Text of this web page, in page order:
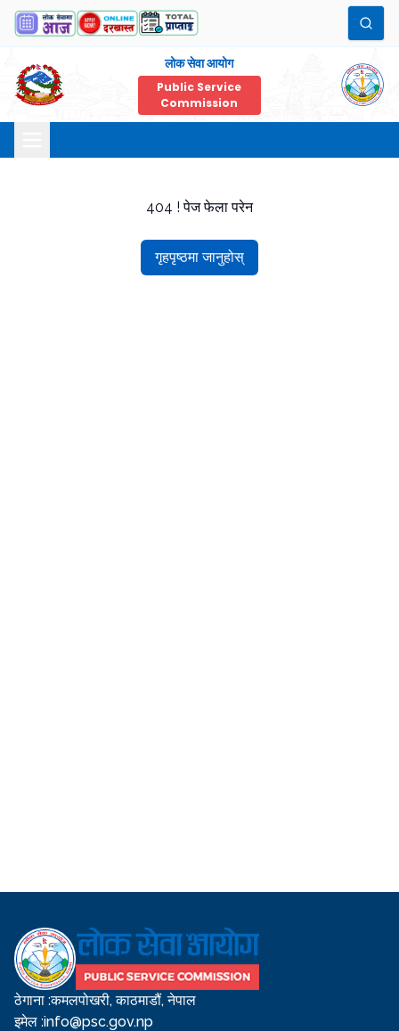
लोक सेवा आयोग
Public Service
Commission
404 ! पेज फेला परेन
गृहपृष्ठमा जानुहोस्
ठेगाना :कमलपोखरी, काठमाडौं, नेपाल
इमेल :info@psc.gov.np